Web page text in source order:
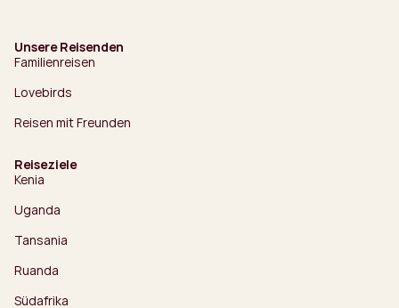
Unsere Reisenden
Familienreisen
Lovebirds
Reisen mit Freunden
Reiseziele
Kenia
Uganda
Tansania
Ruanda
Südafrika